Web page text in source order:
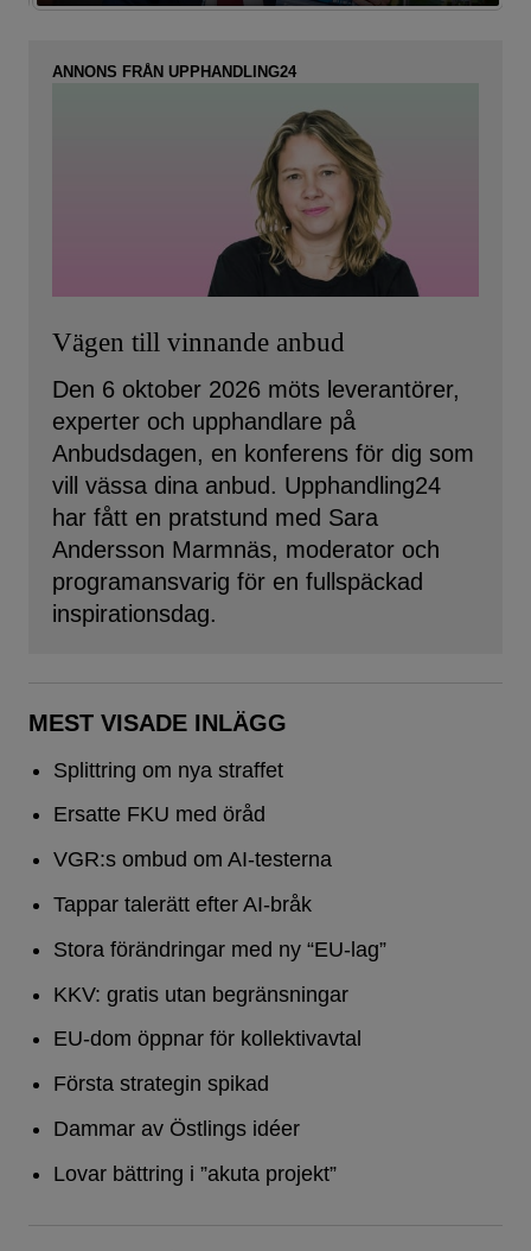
ANNONS FRÅN UPPHANDLING24
Vägen till vinnande anbud
Den 6 oktober 2026 möts leverantörer,
experter och upphandlare på
Anbudsdagen, en konferens för dig som
vill vässa dina anbud. Upphandling24
har fått en pratstund med Sara
Andersson Marmnäs, moderator och
programansvarig för en fullspäckad
inspirationsdag.
MEST VISADE INLÄGG
Splittring om nya straffet
Ersatte FKU med öråd
VGR:s ombud om AI-testerna
Tappar talerätt efter AI-bråk
Stora förändringar med ny “EU-lag”
KKV: gratis utan begränsningar
EU-dom öppnar för kollektivavtal
Första strategin spikad
Dammar av Östlings idéer
Lovar bättring i ”akuta projekt”